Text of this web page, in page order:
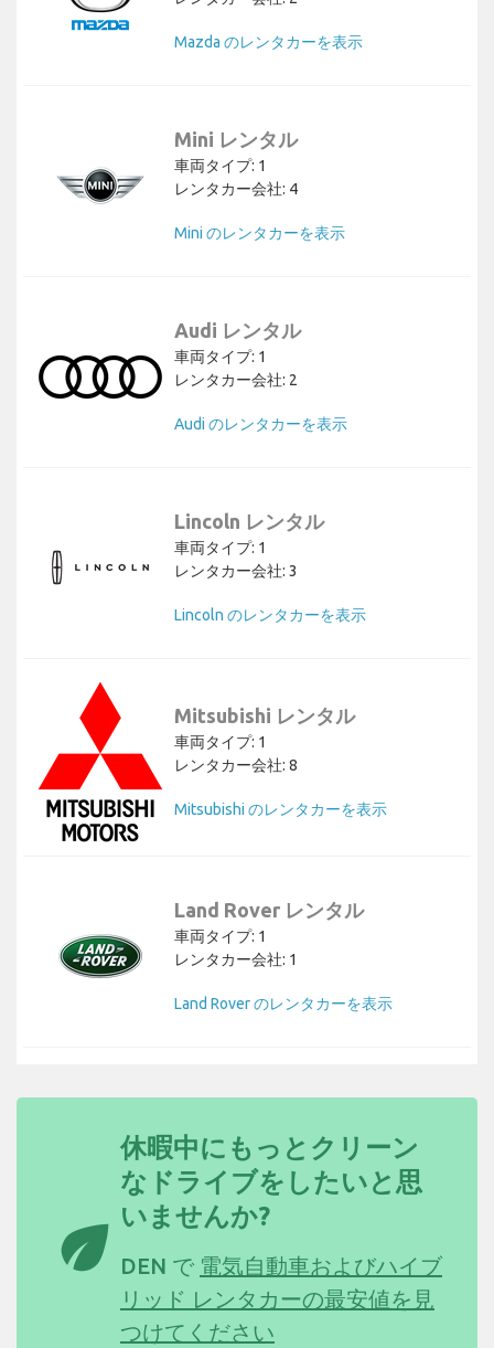
Mazda のレンタカーを表示
Mini レンタル
車両タイプ: 1
レンタカー会社: 4
Mini のレンタカーを表示
Audi レンタル
車両タイプ: 1
レンタカー会社: 2
Audi のレンタカーを表示
Lincoln レンタル
車両タイプ: 1
レンタカー会社: 3
Lincoln のレンタカーを表示
Mitsubishi レンタル
車両タイプ: 1
レンタカー会社: 8
Mitsubishi のレンタカーを表示
Land Rover レンタル
車両タイプ: 1
レンタカー会社: 1
Land Rover のレンタカーを表示
eco
休暇中にもっとクリーン
なドライブをしたいと思
いませんか?
DEN で 電気自動車およびハイブ
リッド レンタカーの最安値を見
つけてください